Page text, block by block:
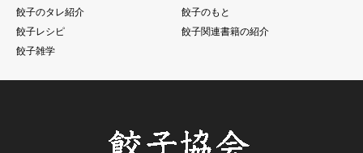
餃子のタレ紹介
餃子のもと
餃子レシピ
餃子関連書籍の紹介
餃子雑学